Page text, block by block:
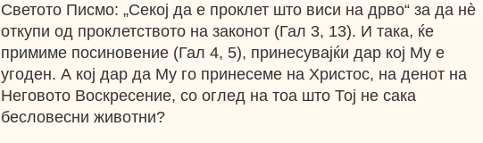
Светото Писмо: „Секој да е проклет што виси на дрво“ за да нè
откупи од проклетството на законот (Гал 3, 13). И така, ќе
примиме посиновение (Гал 4, 5), принесувајќи дар кој Му е
угоден. А кој дар да Му го принесеме на Христос, на денот на
Неговото Воскресение, со оглед на тоа што Тој не сака
бесловесни животни?